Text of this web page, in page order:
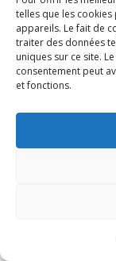
telles que les
appareils. Le fait de
traiter des données
uniques sur ce site.
consentement peut
et fonctions.
Je
revenir à
allure à 3
Laisser un